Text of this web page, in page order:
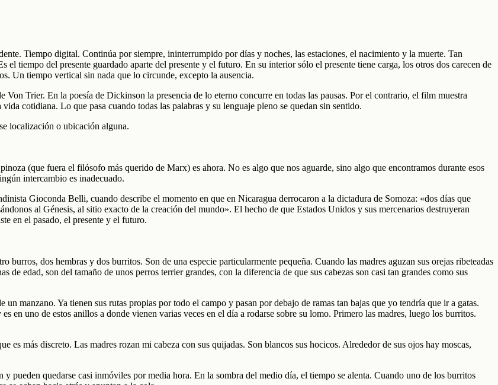
Tiempo digital. Continúa por siempre, ininterrumpido por días y noches, las estaciones, el nacimiento y la muerte. Tan
tiempo del presente guardado aparte del presente y el futuro. En su interior sólo el presente tiene carga, los otros dos carecen de
Un tiempo vertical sin nada que lo circunde, excepto la ausencia.
Trier. En la poesía de Dickinson la presencia de lo eterno concurre en todas las pausas. Por el contrario, el film muestra
cotidiana. Lo que pasa cuando todas las palabras y su lenguaje pleno se quedan sin sentido.
localización o ubicación alguna.
(que fuera el filósofo más querido de Marx) es ahora. No es algo que nos aguarde, sino algo que encontramos durante esos
intercambio es inadecuado.
Gioconda Belli, cuando describe el momento en que en Nicaragua derrocaron a la dictadura de Somoza: «dos días que
al Génesis, al sitio exacto de la creación del mundo». El hecho de que Estados Unidos y sus mercenarios destruyeran
en el pasado, el presente y el futuro.
dos hembras y dos burritos. Son de una especie particularmente pequeña. Cuando las madres aguzan sus orejas ribeteadas
de edad, son del tamaño de unos perros terrier grandes, con la diferencia de que sus cabezas son casi tan grandes como sus
manzano. Ya tienen sus rutas propias por todo el campo y pasan por debajo de ramas tan bajas que yo tendría que ir a gatas.
en uno de estos anillos a donde vienen varias veces en el día a rodarse sobre su lomo. Primero las madres, luego los burritos.
más discreto. Las madres rozan mi cabeza con sus quijadas. Son blancos sus hocicos. Alrededor de sus ojos hay moscas,
y pueden quedarse casi inmóviles por media hora. En la sombra del medio día, el tiempo se alenta. Cuando uno de los burritos